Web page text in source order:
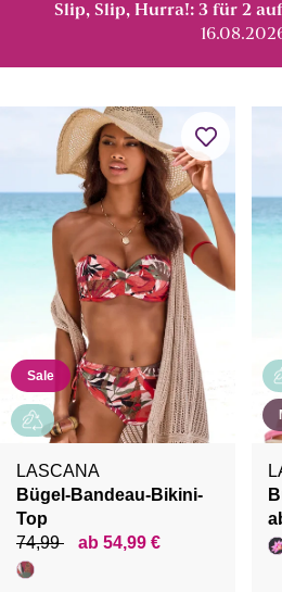
Slip, Slip, Hurra!: 3 für 2
Sale
LASCANA
Bügel-Bandeau-Bikini-
Top
74,99
ab 54,99 €